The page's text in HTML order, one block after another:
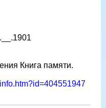
Книга памяти.